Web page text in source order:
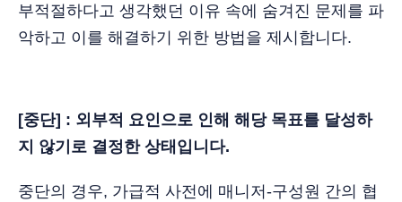
부적절하다고 생각했던 이유 속에 숨겨진 문제를 파
악하고 이를 해결하기 위한 방법을 제시합니다.
[중단] : 외부적 요인으로 인해 해당 목표를 달성하
지 않기로 결정한 상태입니다.
중단의 경우, 가급적 사전에 매니저-구성원 간의 협